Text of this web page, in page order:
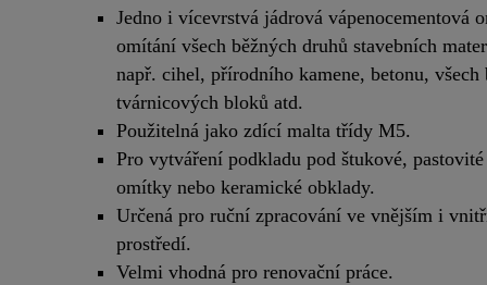
Jedno i vícevrstvá jádrová vápenocementová
omítání všech běžných druhů stavebních
např. cihel, přírodního kamene, betonu, všech
tvárnicových bloků atd.
Použitelná jako zdící malta třídy M5.
Pro vytváření podkladu pod štukové,
omítky nebo keramické obklady.
Určená pro ruční zpracování ve vnějším i
prostředí.
Velmi vhodná pro renovační práce.